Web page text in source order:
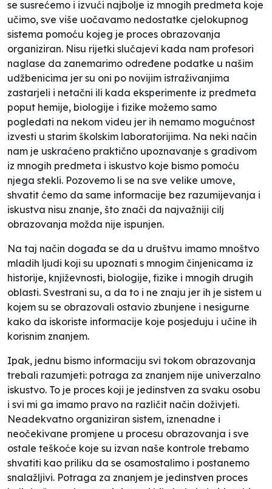
se susrećemo i izvući najbolje iz mnogih predmeta koje
učimo, sve više uočavamo nedostatke cjelokupnog
sistema pomoću kojeg je proces obrazovanja
organiziran. Nisu rijetki slučajevi kada nam profesori
naglase da zanemarimo određene podatke u našim
udžbenicima jer su oni po novijim istraživanjima
zastarjeli i netačni ili kada eksperimente iz predmeta
poput hemije, biologije i fizike možemo samo
pogledati na nekom videu jer ih nemamo mogućnost
izvesti u starim školskim laboratorijima. Na neki način
nam je uskraćeno praktično upoznavanje s gradivom
iz mnogih predmeta i iskustvo koje bismo pomoću
njega stekli. Pozovemo li se na sve velike umove,
shvatit ćemo da same informacije bez razumijevanja i
iskustva nisu znanje, što znači da najvažniji cilj
obrazovanja možda nije ispunjen.
Na taj način događa se da u društvu imamo mnoštvo
mladih ljudi koji su upoznati s mnogim činjenicama iz
historije, književnosti, biologije, fizike i mnogih drugih
oblasti. Svestrani su, a da to i ne znaju jer ih je sistem u
kojem su se obrazovali ostavio zbunjene i nesigurne
kako da iskoriste informacije koje posjeduju i učine ih
korisnim znanjem.
Ipak, jednu bismo informaciju svi tokom obrazovanja
trebali razumjeti: potraga za znanjem nije univerzalno
iskustvo. To je proces koji je jedinstven za svaku osobu
i svi mi ga imamo pravo na različit način doživjeti.
Neadekvatno organiziran sistem, iznenadne i
neočekivane promjene u procesu obrazovanja i sve
ostale teškoće koje su izvan naše kontrole trebamo
shvatiti kao priliku da se osamostalimo i postanemo
snalažljivi. Potraga za znanjem je jedinstven proces